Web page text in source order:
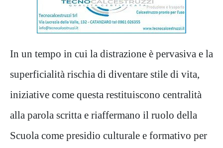
In un tempo in cui la distrazione è pervasiva e la
superficialità rischia di diventare stile di vita,
iniziative come questa restituiscono centralità
alla parola scritta e riaffermano il ruolo della
Scuola come presidio culturale e formativo per